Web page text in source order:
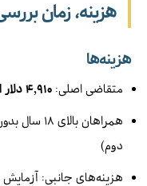
هزینه، زمان
هزینه‌ها
متقاضی اصلی: ۴,۹۱۰ دلار استرالیا
دوم)
هزینه‌های جانبی: آزمایش